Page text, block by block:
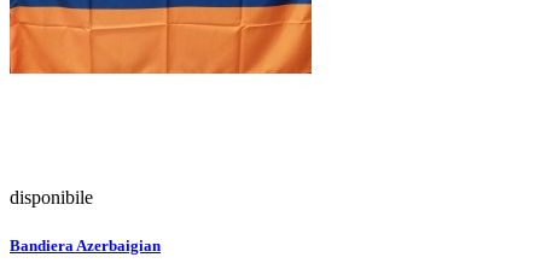
disponibile
Bandiera Azerbaigian